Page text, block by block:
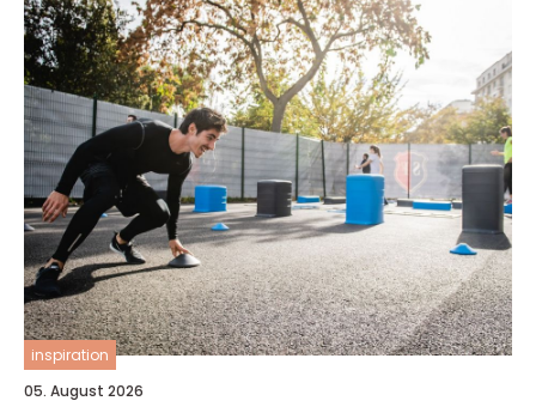
inspiration
05. August 2026